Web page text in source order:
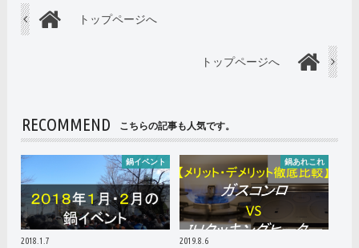
トップページへ
トップページへ
RECOMMEND こちらの記事も人気です。
鍋イベント
2018.1.7
鍋あれこれ
2019.8.6